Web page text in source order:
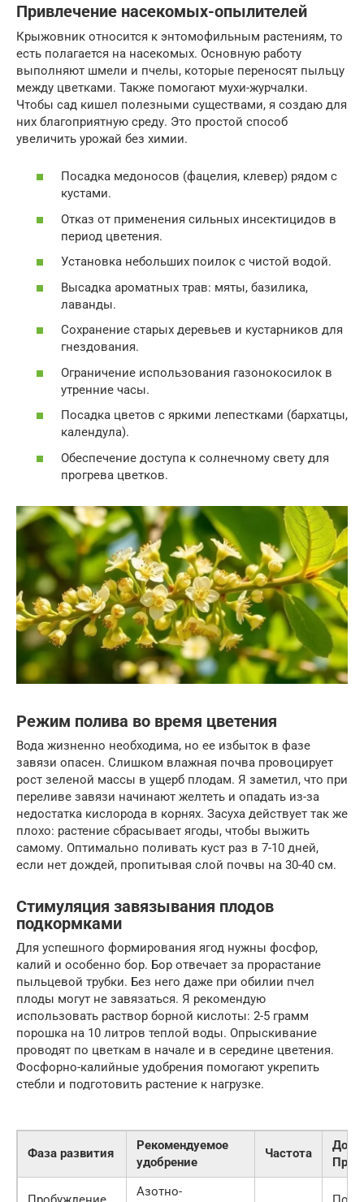
Привлечение насекомых-опылителей
Крыжовник относится к энтомофильным растениям, то
есть полагается на насекомых. Основную работу
выполняют шмели и пчелы, которые переносят пыльцу
между цветками. Также помогают мухи-журчалки.
Чтобы сад кишел полезными существами, я создаю для
них благоприятную среду. Это простой способ
увеличить урожай без химии.
Посадка медоносов (фацелия, клевер) рядом с
кустами.
Отказ от применения сильных инсектицидов в
период цветения.
Установка небольших поилок с чистой водой.
Высадка ароматных трав: мяты, базилика,
лаванды.
Сохранение старых деревьев и кустарников для
гнездования.
Ограничение использования газонокосилок в
утренние часы.
Посадка цветов с яркими лепестками (бархатцы,
календула).
Обеспечение доступа к солнечному свету для
прогрева цветков.
Режим полива во время цветения
Вода жизненно необходима, но ее избыток в фазе
завязи опасен. Слишком влажная почва провоцирует
рост зеленой массы в ущерб плодам. Я заметил, что при
переливе завязи начинают желтеть и опадать из-за
недостатка кислорода в корнях. Засуха действует так же
плохо: растение сбрасывает ягоды, чтобы выжить
самому. Оптимально поливать куст раз в 7-10 дней,
если нет дождей, пропитывая слой почвы на 30-40 см.
Стимуляция завязывания плодов
подкормками
Для успешного формирования ягод нужны фосфор,
калий и особенно бор. Бор отвечает за прорастание
пыльцевой трубки. Без него даже при обилии пчел
плоды могут не завязаться. Я рекомендую
использовать раствор борной кислоты: 2-5 грамм
порошка на 10 литров теплой воды. Опрыскивание
проводят по цветкам в начале и в середине цветения.
Фосфорно-калийные удобрения помогают укрепить
стебли и подготовить растение к нагрузке.
Фаза развития
Рекомендуемое
удобрение
Частота
Азотно-